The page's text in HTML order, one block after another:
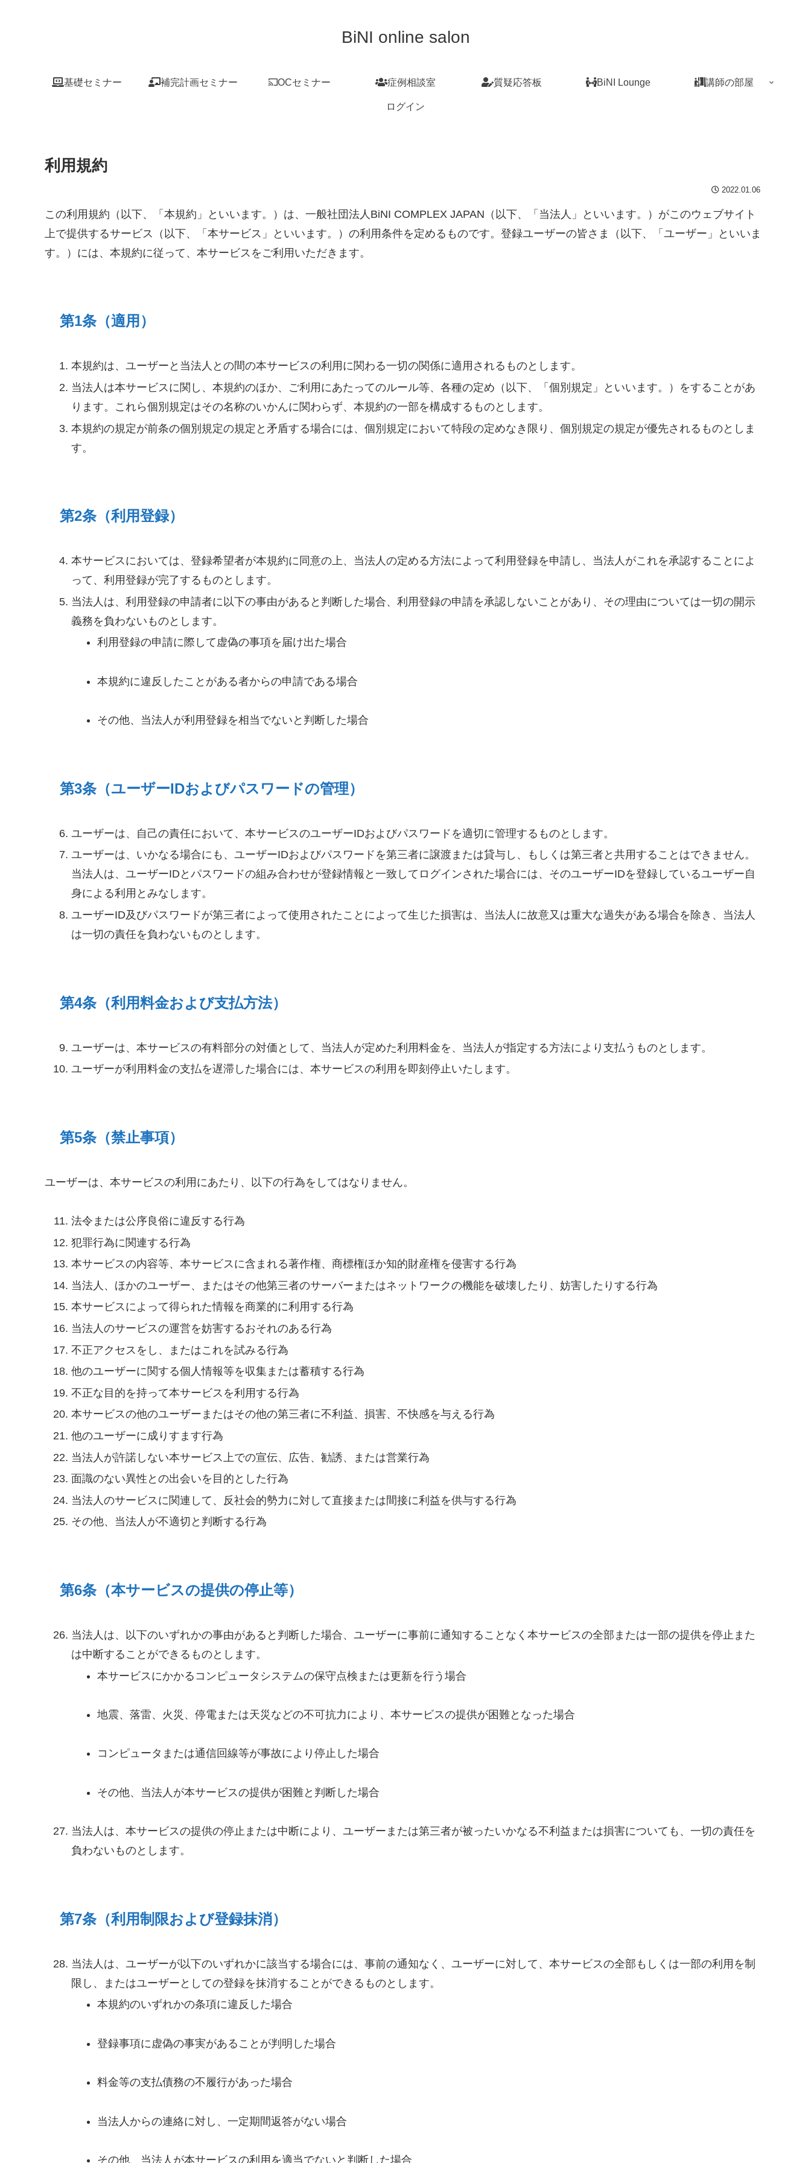
BiNI online salon
基礎セミナー 補完計画セミナー OCセミナー 症例相談室 質疑応答板 BiNI Lounge 講師の部屋
ログイン
利用規約
2022.01.06
この利用規約（以下、「本規約」といいます。）は、一般社団法人BiNI COMPLEX JAPAN（以下、「当法人」といいます。）がこのウェブサイト
上で提供するサービス（以下、「本サービス」といいます。）の利用条件を定めるものです。登録ユーザーの皆さま（以下、「ユーザー」といいま
す。）には、本規約に従って、本サービスをご利用いただきます。
第1条（適用）
本規約は、ユーザーと当法人との間の本サービスの利用に関わる一切の関係に適用されるものとします。
当法人は本サービスに関し、本規約のほか、ご利用にあたってのルール等、各種の定め（以下、「個別規定」といいます。）をすることがあ
ります。これら個別規定はその名称のいかんに関わらず、本規約の一部を構成するものとします。
本規約の規定が前条の個別規定の規定と矛盾する場合には、個別規定において特段の定めなき限り、個別規定の規定が優先されるものとしま
す。
第2条（利用登録）
本サービスにおいては、登録希望者が本規約に同意の上、当法人の定める方法によって利用登録を申請し、当法人がこれを承認することによ
って、利用登録が完了するものとします。
当法人は、利用登録の申請者に以下の事由があると判断した場合、利用登録の申請を承認しないことがあり、その理由については一切の開示
義務を負わないものとします。
利用登録の申請に際して虚偽の事項を届け出た場合
本規約に違反したことがある者からの申請である場合
その他、当法人が利用登録を相当でないと判断した場合
第3条（ユーザーIDおよびパスワードの管理）
ユーザーは、自己の責任において、本サービスのユーザーIDおよびパスワードを適切に管理するものとします。
ユーザーは、いかなる場合にも、ユーザーIDおよびパスワードを第三者に譲渡または貸与し、もしくは第三者と共用することはできません。
当法人は、ユーザーIDとパスワードの組み合わせが登録情報と一致してログインされた場合には、そのユーザーIDを登録しているユーザー自
身による利用とみなします。
ユーザーID及びパスワードが第三者によって使用されたことによって生じた損害は、当法人に故意又は重大な過失がある場合を除き、当法人
は一切の責任を負わないものとします。
第4条（利用料金および支払方法）
ユーザーは、本サービスの有料部分の対価として、当法人が定めた利用料金を、当法人が指定する方法により支払うものとします。
ユーザーが利用料金の支払を遅滞した場合には、本サービスの利用を即刻停止いたします。
第5条（禁止事項）
ユーザーは、本サービスの利用にあたり、以下の行為をしてはなりません。
法令または公序良俗に違反する行為
犯罪行為に関連する行為
本サービスの内容等、本サービスに含まれる著作権、商標権ほか知的財産権を侵害する行為
当法人、ほかのユーザー、またはその他第三者のサーバーまたはネットワークの機能を破壊したり、妨害したりする行為
本サービスによって得られた情報を商業的に利用する行為
当法人のサービスの運営を妨害するおそれのある行為
不正アクセスをし、またはこれを試みる行為
他のユーザーに関する個人情報等を収集または蓄積する行為
不正な目的を持って本サービスを利用する行為
本サービスの他のユーザーまたはその他の第三者に不利益、損害、不快感を与える行為
他のユーザーに成りすます行為
当法人が許諾しない本サービス上での宣伝、広告、勧誘、または営業行為
面識のない異性との出会いを目的とした行為
当法人のサービスに関連して、反社会的勢力に対して直接または間接に利益を供与する行為
その他、当法人が不適切と判断する行為
第6条（本サービスの提供の停止等）
当法人は、以下のいずれかの事由があると判断した場合、ユーザーに事前に通知することなく本サービスの全部または一部の提供を停止また
は中断することができるものとします。
本サービスにかかるコンピュータシステムの保守点検または更新を行う場合
地震、落雷、火災、停電または天災などの不可抗力により、本サービスの提供が困難となった場合
コンピュータまたは通信回線等が事故により停止した場合
その他、当法人が本サービスの提供が困難と判断した場合
当法人は、本サービスの提供の停止または中断により、ユーザーまたは第三者が被ったいかなる不利益または損害についても、一切の責任を
負わないものとします。
第7条（利用制限および登録抹消）
当法人は、ユーザーが以下のいずれかに該当する場合には、事前の通知なく、ユーザーに対して、本サービスの全部もしくは一部の利用を制
限し、またはユーザーとしての登録を抹消することができるものとします。
本規約のいずれかの条項に違反した場合
登録事項に虚偽の事実があることが判明した場合
料金等の支払債務の不履行があった場合
当法人からの連絡に対し、一定期間返答がない場合
その他、当法人が本サービスの利用を適当でないと判断した場合